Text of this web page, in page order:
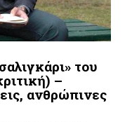
του
–
ανθρώπινες